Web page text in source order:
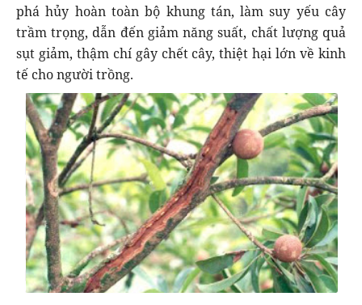
phá hủy hoàn toàn bộ khung tán, làm suy yếu cây
trầm trọng, dẫn đến giảm năng suất, chất lượng quả
sụt giảm, thậm chí gây chết cây, thiệt hại lớn về kinh
tế cho người trồng.